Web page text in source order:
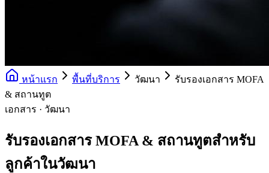
หน้าแรก พื้นที่บริการ วัฒนา
รับรองเอกสาร MOFA
& สถานทูต
เอกสาร · วัฒนา
รับรองเอกสาร MOFA & สถานทูตสำหรับ
ลูกค้าในวัฒนา